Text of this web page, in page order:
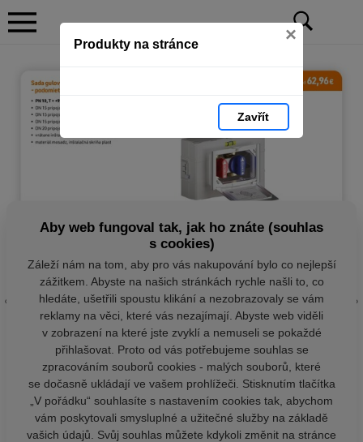
Produkty na stránce ×
Zavřít
Aby web fungoval tak, jak ho znáte (souhlas
s cookies)
Záleží nám na tom, aby pro vás nakupování bylo co nejlepší
zážitkem. Abyste na našich stránkách rychle našli to, co
hledáte, ušetřili spoustu klikání a nezobrazovaly se vám
reklamy na věci, které vás nezajímají. Abyste web viděli
v zobrazení na které jste zvyklí a nemuseli se pokaždé
přihlašovat. Proto od vás potřebujeme souhlas se
zpracováním souborů cookies - malých souborů, které
se dočasně ukládají ve vašem prohlížeči. Stisknutím tlačítka
„V pořádku“ souhlasíte s nastavením cookies tak, abychom
vám poskytovali smysluplné a užitečné služby na základě
vašich údajů. Svůj souhlas můžete kdykoli změnit na stránce